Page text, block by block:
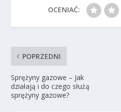
OCENIAĆ:
POPRZEDNI
Sprężyny gazowe – Jak
działają i do czego służą
sprężyny gazowe?